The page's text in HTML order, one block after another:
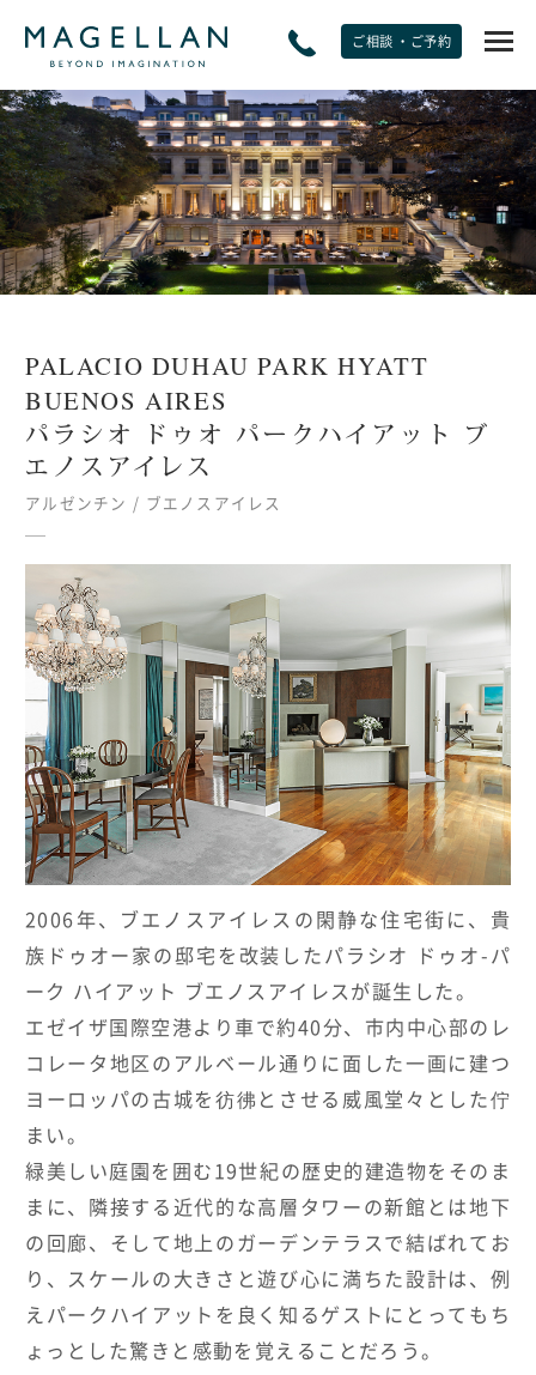
EXPERIENCE
非日常をたのしむ
JOURNAL
トラベルジャーナル
SPECIAL OFFERS
期間限定オファー
モデルプラン
HOTELS & RESORTS
MAGELLAN's Choice
ABOUT US PARTNERS THE LOUNGE INSIGNIA
ご相談 ・ご予約
PALACIO DUHAU PARK HYATT
BUENOS AIRES
パラシオ ドゥオ パークハイアット ブ
エノスアイレス
アルゼンチン / ブエノスアイレス
2006年、ブエノスアイレスの閑静な住宅街に、貴
族ドゥオー家の邸宅を改装したパラシオ ドゥオ-パ
ーク ハイアット ブエノスアイレスが誕生した。
エゼイザ国際空港より車で約40分、市内中心部のレ
コレータ地区のアルベール通りに面した一画に建つ
ヨーロッパの古城を彷彿とさせる威風堂々とした佇
まい。
緑美しい庭園を囲む19世紀の歴史的建造物をそのま
まに、隣接する近代的な高層タワーの新館とは地下
の回廊、そして地上のガーデンテラスで結ばれてお
り、スケールの大きさと遊び心に満ちた設計は、例
えパークハイアットを良く知るゲストにとってもち
ょっとした驚きと感動を覚えることだろう。